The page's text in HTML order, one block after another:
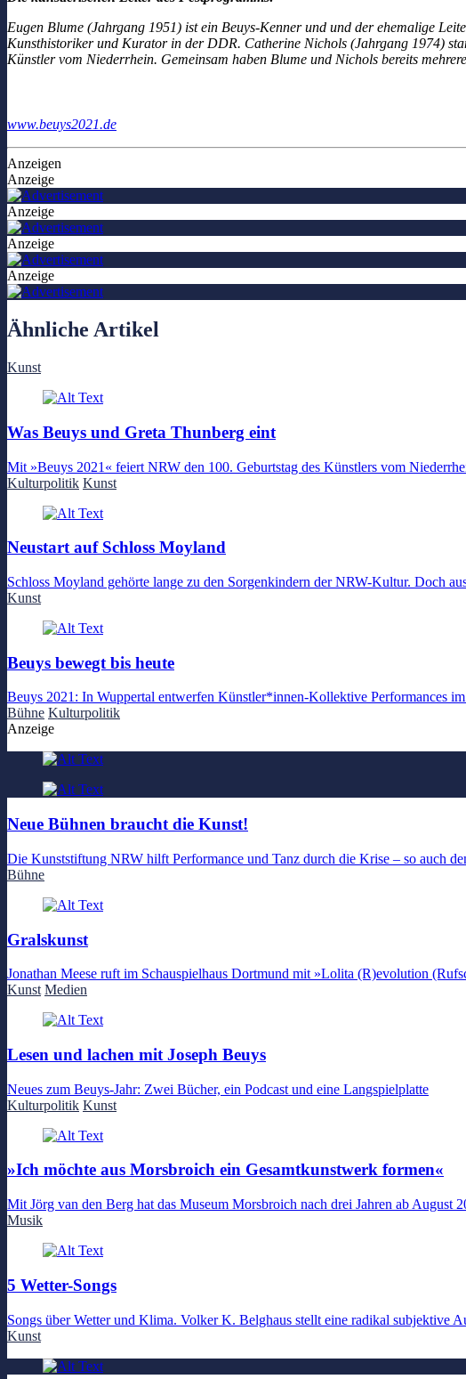
Eugen Blume (Jahrgang 1951) ist ein Beuys-Kenner und und der ehemalige
Kunsthistoriker und Kurator in der DDR. Catherine Nichols (Jahrgang 1974)
Künstler vom Niederrhein. Gemeinsam haben Blume und Nichols bereits
www.beuys2021.de
Anzeigen
Anzeige
Anzeige
Anzeige
Anzeige
Ähnliche Artikel
Kunst
Was Beuys und Greta Thunberg eint
Mit »Beuys 2021« feiert NRW den 100. Geburtstag des Künstlers vom
Kulturpolitik Kunst
Neustart auf Schloss Moyland
Schloss Moyland gehörte lange zu den Sorgenkindern der NRW-Kultur. Doch
Kunst
Beuys bewegt bis heute
Beuys 2021: In Wuppertal entwerfen Künstler*innen-Kollektive Performances
Bühne Kulturpolitik
Anzeige
Neue Bühnen braucht die Kunst!
Die Kunststiftung NRW hilft Performance und Tanz durch die Krise – so auch
Bühne
Gralskunst
Jonathan Meese ruft im Schauspielhaus Dortmund mit »Lolita (R)evolution
Kunst Medien
Lesen und lachen mit Joseph Beuys
Neues zum Beuys-Jahr: Zwei Bücher, ein Podcast und eine Langspielplatte
Kulturpolitik Kunst
»Ich möchte aus Morsbroich ein Gesamtkunstwerk formen«
Mit Jörg van den Berg hat das Museum Morsbroich nach drei Jahren ab August
Musik
5 Wetter-Songs
Songs über Wetter und Klima. Volker K. Belghaus stellt eine radikal subjektive
Kunst